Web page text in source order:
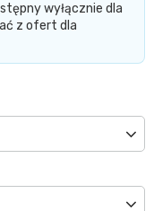
wyłącznie dla
z ofert dla